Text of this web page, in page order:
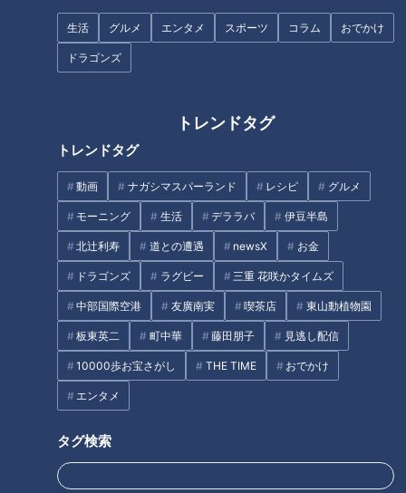
生活 グルメ エンタメ スポーツ コラム おでかけ
ドラゴンズ
トレンドタグ
トレンドタグ
動画 ナガシマスパーランド レシピ グルメ
モーニング 生活 デララバ 伊豆半島
北辻利寿 道との遭遇 newsX お金
ドラゴンズ ラグビー 三重 花咲かタイムズ
中部国際空港 友廣南実 喫茶店 東山動植物園
板東英二 町中華 藤田朋子 見逃し配信
10000歩お宝さがし THE TIME おでかけ
エンタメ
タグ検索
ラーメン数珠つなぎ第十弾！濃
厚えびだしと自家製麺が織りな
す至高の一杯 「えびそば 緋彩
（ひいろ）」
麦香る麺＆うまみが凝縮された
スープを堪能「麺乃はる」
ラーメン数珠つなぎ第十一弾！
静寂な借景を眺めながら鴨ダシ
の絶品ラーメンが楽しめる「酒
名古屋の絶品チャーハン総選
挙！ 「パンチの効いたニンニク
がやみつき」 1位に輝いたのは